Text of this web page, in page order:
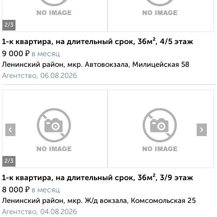
2/3
1-к квартира, на длительный срок, 36м², 4/5 этаж
9 000 ₽ в месяц
Ленинский район, мкр. Автовокзала, Милицейская 58
Агентство, 06.08.2026
2/3
‹ ›
1-к квартира, на длительный срок, 36м², 3/9 этаж
8 000 ₽ в месяц
Ленинский район, мкр. Ж/д вокзала, Комсомольская 25
Агентство, 04.08.2026